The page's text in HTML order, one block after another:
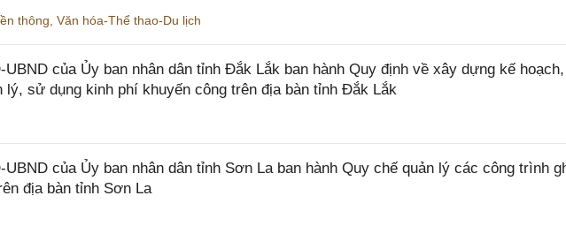
thông Văn hóa-Thể thao-Du lịch
của Ủy ban nhân dân tỉnh Đắk Lắk ban hành Quy định về xây dựng kế
sử dụng kinh phí khuyến công trên địa bàn tỉnh Đắk Lắk
của Ủy ban nhân dân tỉnh Sơn La ban hành Quy chế quản lý các công trình
địa bàn tỉnh Sơn La